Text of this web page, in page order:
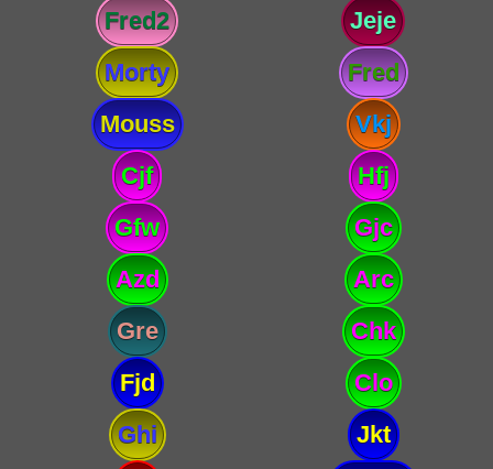
Fred2
Jeje
Morty
Fred
Mouss
Vkj
Cjf
Hfj
Gfw
Gjc
Azd
Arc
Gre
Chk
Fjd
Clo
Ghi
Jkt